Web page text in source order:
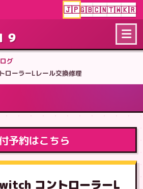
🇯🇵🇬🇧🇨🇳🇹🇼🇰🇷
９
グ
ーラーLレール交換修理
予約はこちら
コントローラーL